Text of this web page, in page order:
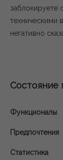
заблокируете
техническими
негативно
Состояние
Функционалы
Предпочтения
Статистика